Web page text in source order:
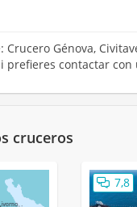
Génova,
contactar
cruceros
7,8